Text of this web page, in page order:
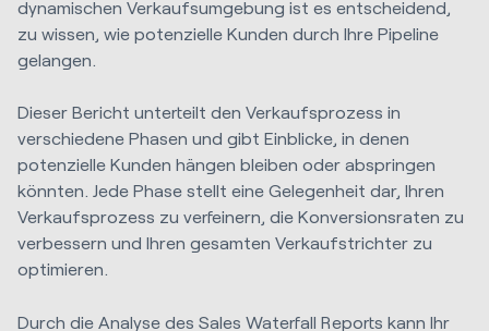
dynamischen Verkaufsumgebung ist es entscheidend,
zu wissen, wie potenzielle Kunden durch Ihre Pipeline
gelangen.
Dieser Bericht unterteilt den Verkaufsprozess in
verschiedene Phasen und gibt Einblicke, in denen
potenzielle Kunden hängen bleiben oder abspringen
könnten. Jede Phase stellt eine Gelegenheit dar, Ihren
Verkaufsprozess zu verfeinern, die Konversionsraten zu
verbessern und Ihren gesamten Verkaufstrichter zu
optimieren.
Durch die Analyse des Sales Waterfall Reports kann Ihr